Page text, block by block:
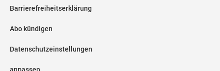
Barrierefreiheitserklärung
Abo kündigen
Datenschutzeinstellungen
anpassen